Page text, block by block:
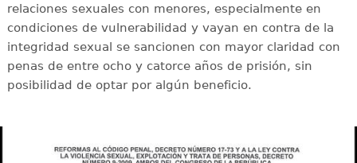
relaciones sexuales con menores, especialmente en
condiciones de vulnerabilidad y vayan en contra de la
integridad sexual se sancionen con mayor claridad con
penas de entre ocho y catorce años de prisión, sin
posibilidad de optar por algún beneficio.